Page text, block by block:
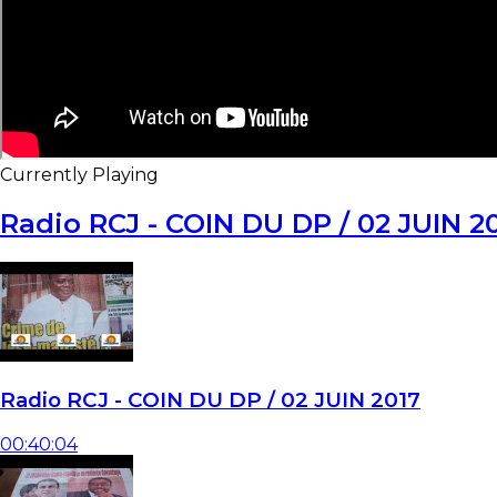
Currently Playing
Radio RCJ - COIN DU DP / 02 JUIN
Radio RCJ - COIN DU DP / 02 JUIN 2017
00:40:04